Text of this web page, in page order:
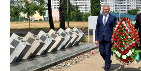
рекламной
деятельности
Международное
сотрудничество
Применение мер